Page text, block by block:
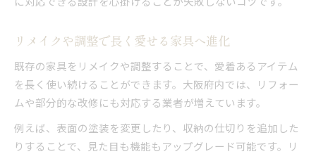
リメイクや調整で長く愛せる家具へ進化
既存の家具をリメイクや調整することで、愛着あるアイテム
を長く使い続けることができます。大阪府内では、リフォー
ムや部分的な改修にも対応する業者が増えています。
例えば、表面の塗装を変更したり、収納の仕切りを追加した
りすることで、見た目も機能もアップグレード可能です。リ